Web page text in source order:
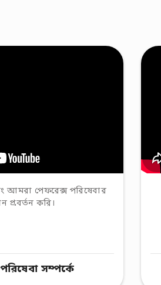
আমরা পেফরেক্স পরিষেবার
প্রবর্তন করি।
সম্পর্কে